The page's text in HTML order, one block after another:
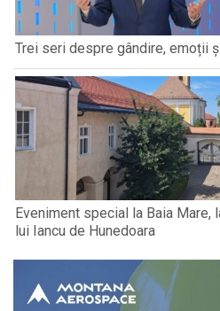
Trei seri despre gândire, emoții
Eveniment special la Baia Mare,
lui Iancu de Hunedoara